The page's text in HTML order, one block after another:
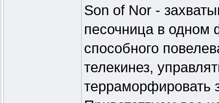
Son of Nor -
песочница в одном
способного
телекинез,
терраморфировать